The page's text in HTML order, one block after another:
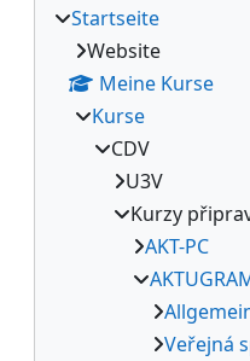
Startseite
Website
Meine Kurse
Kurse
CDV
U3V
Kurzy
AKT-PC
Veřejná